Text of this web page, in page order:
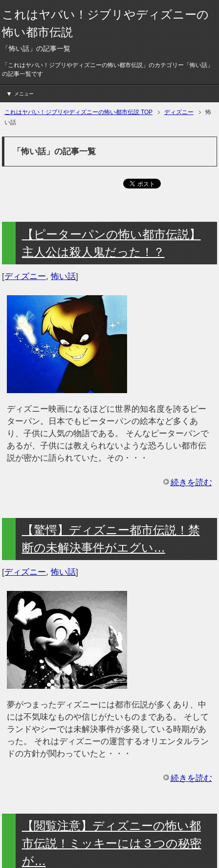
これはヤバい！ジブリやディズニーの
怖い都市伝説
「怖い話」の記事一覧
「これはヤバい！ジブリやディズニーの怖い都市伝説」のカテゴリー「怖い話」
の記事一覧です
メニュー
これはヤバい！ジブリやディズニーの怖い都市伝説 TOP ディズニー
怖
い話
「怖い話」の記事一覧
【ピーターパンの怖い都市伝説】
主人公は殺人鬼だった！？
[ディズニー,怖い話]
ディズニー映画になるほどに世界的知名度を誇るピー
ターパン。日本でもピーターパンの絵本など多くあ
り、子供に人気の物語である。 そんなピーターパンで
あるが、子供には教えられないような恐ろしい都市伝
説が密かに語られていた。その・・・
続きを読む
【驚愕】ディズニー都市伝説！禁
断の未解決事件がエグい…
[ディズニー,怖い話]
夢がつまったディズニーには都市伝説が多くあり、中
には不気味なものや信じがたいものまである。 そして
ランドやシーでは未解決事件が多発している時期があ
った。 それはディズニーの運営するオリエンタルラン
ドの方針が関わっていたと・・・
続きを読む
【閲覧注意】ディズニーの怖い都
市伝説！ミッキーには３つの秘密
が…